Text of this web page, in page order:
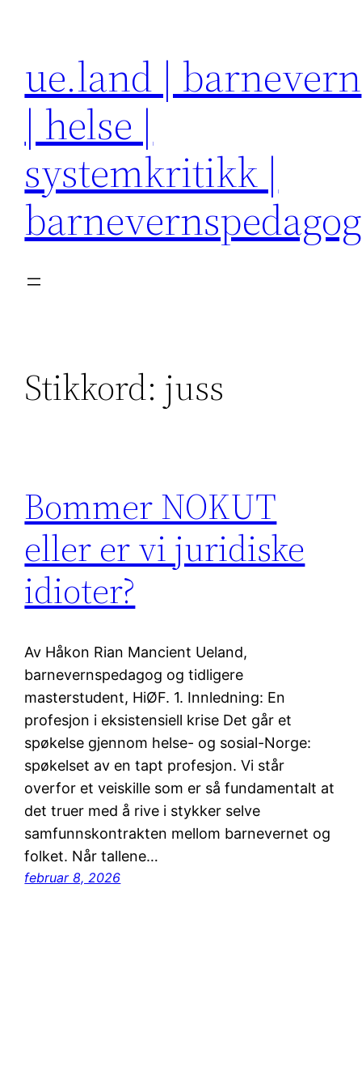
ue.land | barnevern
| helse |
systemkritikk |
barnevernspedagog
Stikkord: juss
Bommer NOKUT
eller er vi juridiske
idioter?
Av Håkon Rian Mancient Ueland,
barnevernspedagog og tidligere
masterstudent, HiØF. 1. Innledning: En
profesjon i eksistensiell krise Det går et
spøkelse gjennom helse- og sosial-Norge:
spøkelset av en tapt profesjon. Vi står
overfor et veiskille som er så fundamentalt at
det truer med å rive i stykker selve
samfunnskontrakten mellom barnevernet og
folket. Når tallene…
februar 8, 2026